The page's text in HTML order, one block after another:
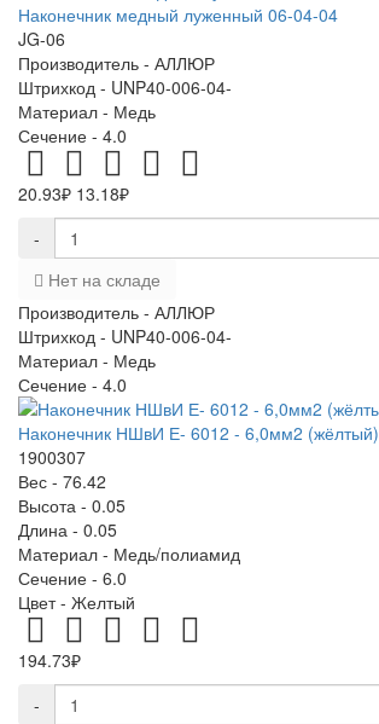
Наконечник медный луженный 06-04-04
JG-06
Производитель - АЛЛЮР
Штрихкод - UNP40-006-04-
Материал - Медь
Сечение - 4.0
20.93₽ 13.18₽
-
Нет на складе
Производитель - АЛЛЮР
Штрихкод - UNP40-006-04-
Материал - Медь
Сечение - 4.0
Наконечник НШвИ Е- 6012 - 6,0мм2 (жёлтый)
1900307
Вес - 76.42
Высота - 0.05
Длина - 0.05
Материал - Медь/полиамид
Сечение - 6.0
Цвет - Желтый
194.73₽
-